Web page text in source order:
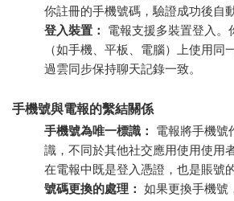
你註冊的手機號碼，驗證成功後自
登入裝置：
電報支援多裝置登入。
（如手機、平板、電腦）上使用同
過雲同步保持聊天記錄一致。
手機號與電報的繫結關係
手機號為唯一標識：
電報將手機號
識，不同於其他社交應用使用使用
在電報中既是登入憑證，也是賬號
號碼更換的處理： 如果更換手機號